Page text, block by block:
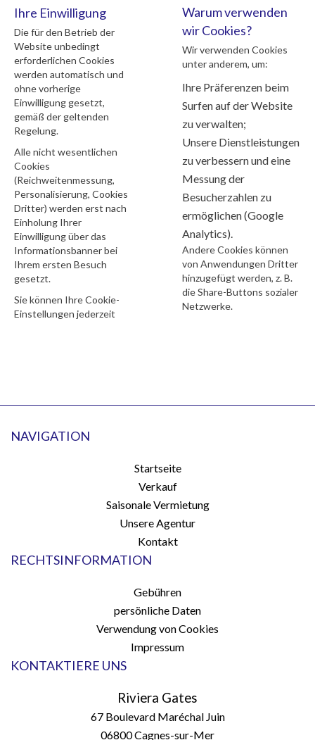
Ihre Einwilligung
Die für den Betrieb der
Website unbedingt
erforderlichen Cookies
werden automatisch und
ohne vorherige
Einwilligung gesetzt,
gemäß der geltenden
Regelung.
Alle nicht wesentlichen
Cookies
(Reichweitenmessung,
Personalisierung, Cookies
Dritter) werden erst nach
Einholung Ihrer
Einwilligung über das
Informationsbanner bei
Ihrem ersten Besuch
gesetzt.
Sie können Ihre Cookie-
Einstellungen jederzeit
Warum verwenden
wir Cookies?
Wir verwenden Cookies
unter anderem, um:
Ihre Präferenzen beim
Surfen auf der Website
zu verwalten;
Unsere Dienstleistungen
zu verbessern und eine
Messung der
Besucherzahlen zu
ermöglichen (Google
Analytics).
Andere Cookies können
von Anwendungen Dritter
hinzugefügt werden, z. B.
die Share-Buttons sozialer
Netzwerke.
NAVIGATION
Startseite
Verkauf
Saisonale Vermietung
Unsere Agentur
Kontakt
RECHTSINFORMATION
Gebühren
persönliche Daten
Verwendung von Cookies
Impressum
KONTAKTIERE UNS
Riviera Gates
67 Boulevard Maréchal Juin
06800Cagnes-sur-Mer